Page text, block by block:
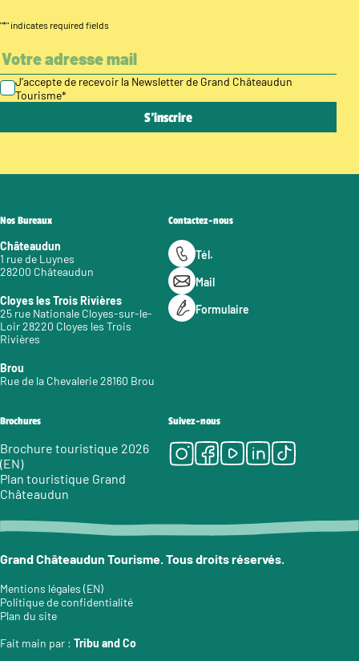
"*" indicates required fields
J’accepte de recevoir la Newsletter de Grand Châteaudun
Tourisme*
Nos Bureaux
Châteaudun
1 rue de Luynes
28200 Châteaudun
Cloyes les Trois Rivières
25 rue Nationale Cloyes-sur-le-
Loir 28220 Cloyes les Trois
Rivières
Brou
Rue de la Chevalerie 28160 Brou
Contactez-nous
Tél.
Mail
Formulaire
Brochures
Brochure touristique 2026
(EN)
Plan touristique Grand
Châteaudun
Suivez-nous
Instagram
Facebook
Youtube
LinkedIn
Tiktok
Grand Châteaudun Tourisme. Tous droits réservés.
Mentions légales (EN)
Politique de confidentialité
Plan du site
Fait main par : Tribu and Co